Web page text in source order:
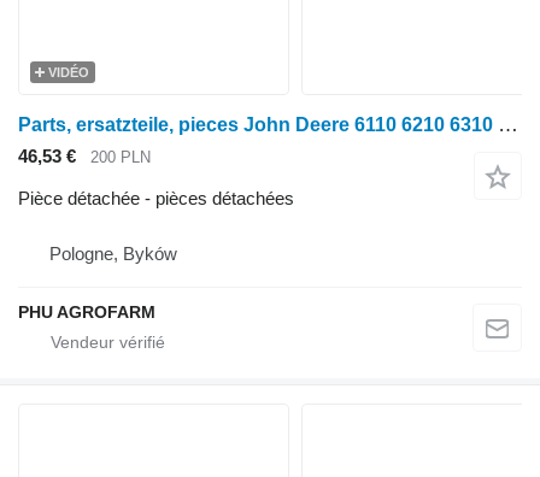
VIDÉO
Parts, ersatzteile, pieces John Deere 6110 6210 6310 pièces détachées pour tracteur à roues John Deere 6110 6210 6310
46,53 € 200 PLN
Pièce détachée - pièces détachées
Pologne, Byków
PHU AGROFARM